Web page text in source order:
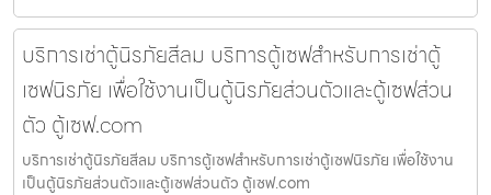
บริการเช่าตู้นิรภัยสีลม บริการตู้เซฟสำหรับการเช่าตู้
เซฟนิรภัย เพื่อใช้งานเป็นตู้นิรภัยส่วนตัวและตู้เซฟส่วน
ตัว ตู้เซฟ.com
บริการเช่าตู้นิรภัยสีลม บริการตู้เซฟสำหรับการเช่าตู้เซฟนิรภัย เพื่อใช้งาน
เป็นตู้นิรภัยส่วนตัวและตู้เซฟส่วนตัว ตู้เซฟ.com